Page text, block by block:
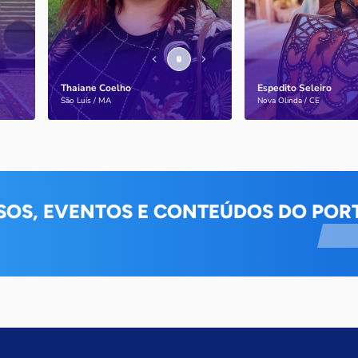
Thaiane Coelho
São Luís / MA
Saiba mais
Espedito Seleiro
Nova Olinda / CE
Saiba mais
EVENTOS E CONTEÚDOS DO